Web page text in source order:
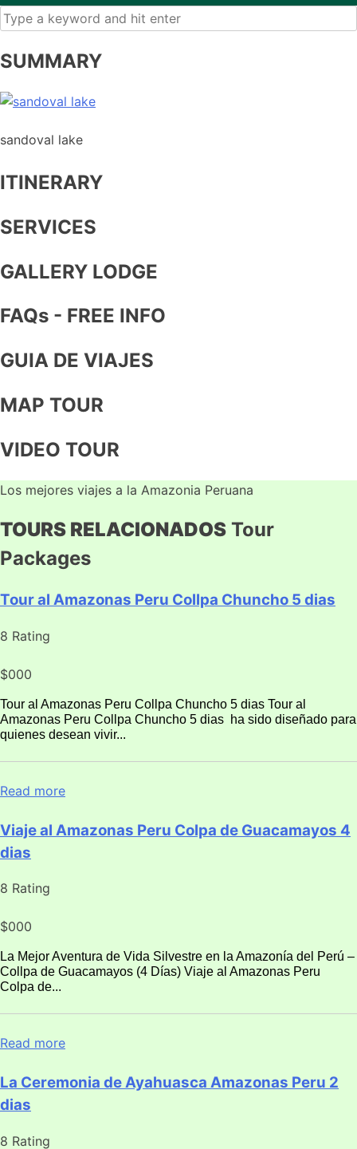
SUMMARY
sandoval lake
ITINERARY
SERVICES
GALLERY LODGE
FAQs - FREE INFO
GUIA DE VIAJES
MAP TOUR
VIDEO TOUR
Los mejores viajes a la Amazonia Peruana
TOURS RELACIONADOS Tour
Packages
Tour al Amazonas Peru Collpa Chuncho 5 dias
8 Rating
$000
Tour al Amazonas Peru Collpa Chuncho 5 dias Tour al
Amazonas Peru Collpa Chuncho 5 dias ha sido diseñado para
quienes desean vivir...
Read more
Viaje al Amazonas Peru Colpa de Guacamayos 4
dias
8 Rating
$000
La Mejor Aventura de Vida Silvestre en la Amazonía del Perú –
Collpa de Guacamayos (4 Días) Viaje al Amazonas Peru
Colpa de...
Read more
La Ceremonia de Ayahuasca Amazonas Peru 2
dias
8 Rating